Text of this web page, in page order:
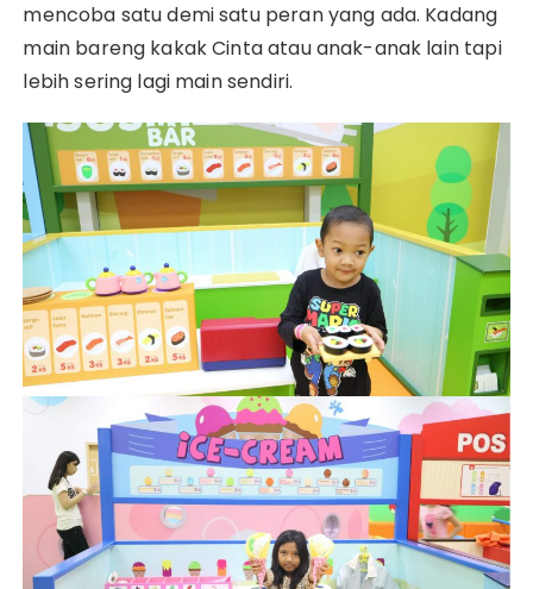
mencoba satu demi satu peran yang ada. Kadang
main bareng kakak Cinta atau anak-anak lain tapi
lebih sering lagi main sendiri.